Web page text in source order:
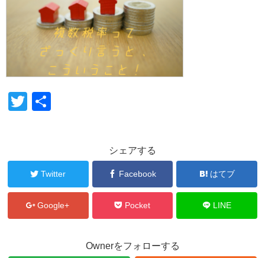
T
er
シェアする
Twitter Facebook はてブ
Google+ Pocket LINE
Ownerをフォローする